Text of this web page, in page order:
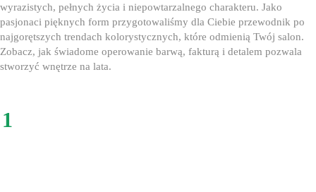
wyrazistych, pełnych życia i niepowtarzalnego charakteru. Jako
pasjonaci pięknych form przygotowaliśmy dla Ciebie przewodnik po
najgorętszych trendach kolorystycznych, które odmienią Twój salon.
Zobacz, jak świadome operowanie barwą, fakturą i detalem pozwala
stworzyć wnętrze na lata.
1